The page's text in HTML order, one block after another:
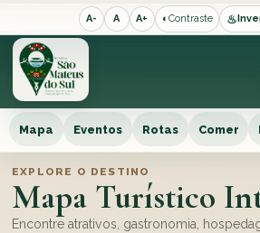
A- A A+ ◐ Contraste ♨
Mapa Eventos Rotas Comer
EXPLORE O DESTINO
Mapa Turístico
Encontre atrativos, gastronomia,